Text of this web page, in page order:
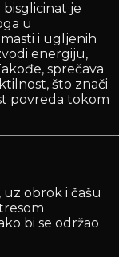
je
u
i ugljenih
energiju,
sprečava
što znači
povreda tokom
, uz obrok i čašu
bi se održao